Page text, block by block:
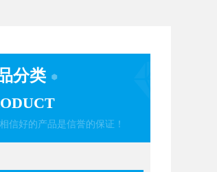
分类
信好的产品是信誉的保证！